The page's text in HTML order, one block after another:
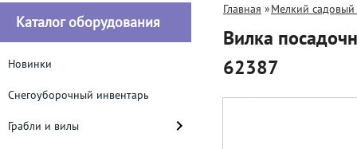
Каталог оборудования
Новинки
Снегоуборочный инвентарь
Грабли и вилы
Главная »Мелкий садовый
Вилка
62387